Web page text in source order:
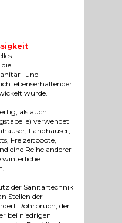
und
lebenserhaltender
wurde.
als auch
verwendet
Landhäuser,
Freizeitboote,
eine Reihe anderer
winterliche
der Sanitärtechnik
Stellen der
Rohrbruch, der
bei niedrigen